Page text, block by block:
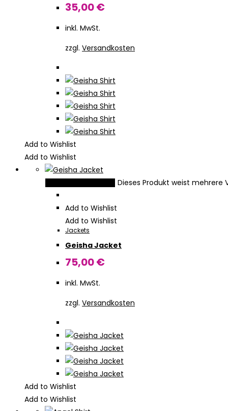
35,00€
inkl. MwSt.
zzgl. Versandkosten
Add to Wishlist
Add to Wishlist
Dieses Produkt weist
Add to Wishlist
Add to Wishlist
Jackets
Geisha Jacket
75,00€
inkl. MwSt.
zzgl. Versandkosten
Add to Wishlist
Add to Wishlist